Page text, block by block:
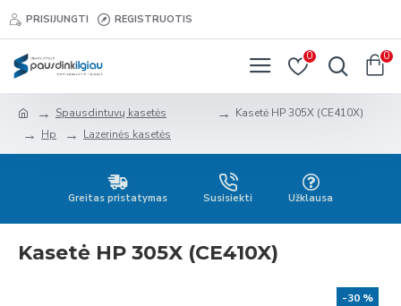
PRISIJUNGTI REGISTRUOTIS
0 0
Spausdintuvų kasetės
Hp
Lazerinės kasetės
Kasetė HP 305X (CE410X)
Greitas pristatymas Susisiekti Užklausa
Kasetė HP 305X (CE410X)
-30 %